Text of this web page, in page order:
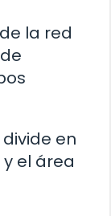
la red
en
el área